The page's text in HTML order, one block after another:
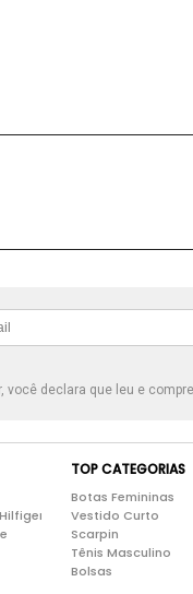
você declara que leu e
TOP CATEGORIAS
Botas Femininas
Vestido Curto
Scarpin
Tênis Masculino
Bolsas